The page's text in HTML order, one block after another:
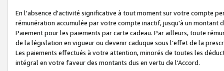
En l'absence d'activité significative à tout moment sur votre compte
rémunération accumulée par votre compte inactif, jusqu'à un montant
Paiement pour les paiements par carte cadeau. Par ailleurs, toute
de la législation en vigueur ou devenir caduque sous l’effet de la
Les paiements effectués à votre attention, minorés de toutes les
intégral en votre faveur des montants dus en vertu de l'Accord.